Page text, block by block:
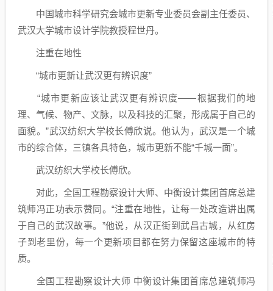
中国城市科学研究会城市更新专业委员会副主任委员、
武汉大学城市设计学院教授程世丹。
注重在地性
“城市更新让武汉更有辨识度”
“城市更新应该让武汉更有辨识度——根据我们的地
理、气候、物产、文脉，以及科技的汇聚，形成属于自己的
面貌。”武汉纺织大学校长傅欣说。他认为，武汉是一个城
市的综合体，三镇各具特色，城市更新不能“千城一面”。
武汉纺织大学校长傅欣。
对此，全国工程勘察设计大师、中衡设计集团首席总建
筑师冯正功表示赞同。“注重在地性，让每一处改造讲出属
于自己的武汉故事。”他说，从汉正街到武昌古城，从红房
子到老里份，每一个更新项目都在努力保留这座城市的特
质。
全国工程勘察设计大师 中衡设计集团首席总建筑师冯